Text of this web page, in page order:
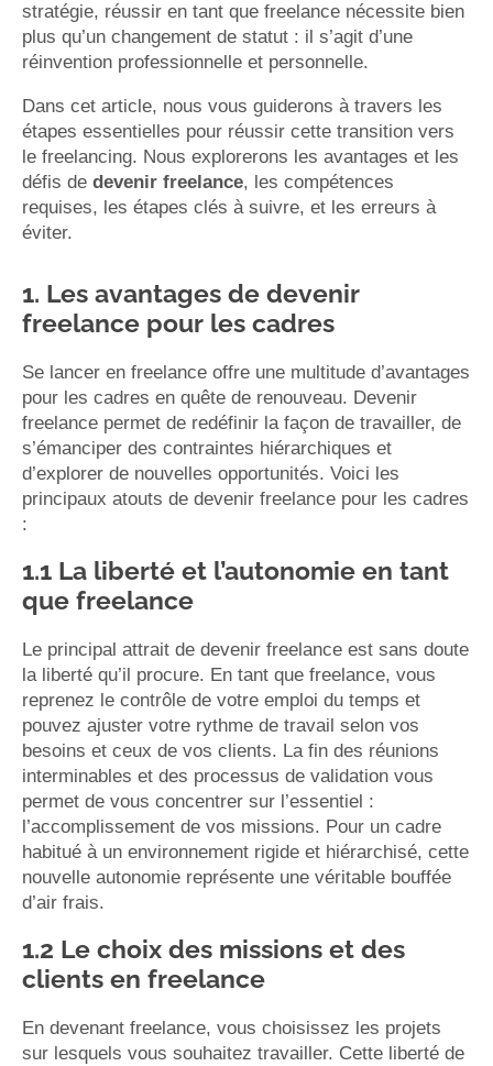
stratégie, réussir en tant que freelance nécessite bien
plus qu’un changement de statut : il s’agit d’une
réinvention professionnelle et personnelle.
Dans cet article, nous vous guiderons à travers les
étapes essentielles pour réussir cette transition vers
le freelancing. Nous explorerons les avantages et les
défis de devenir freelance, les compétences
requises, les étapes clés à suivre, et les erreurs à
éviter.
1. Les avantages de devenir
freelance pour les cadres
Se lancer en freelance offre une multitude d’avantages
pour les cadres en quête de renouveau. Devenir
freelance permet de redéfinir la façon de travailler, de
s’émanciper des contraintes hiérarchiques et
d’explorer de nouvelles opportunités. Voici les
principaux atouts de devenir freelance pour les cadres
:
1.1 La liberté et l’autonomie en tant
que freelance
Le principal attrait de devenir freelance est sans doute
la liberté qu’il procure. En tant que freelance, vous
reprenez le contrôle de votre emploi du temps et
pouvez ajuster votre rythme de travail selon vos
besoins et ceux de vos clients. La fin des réunions
interminables et des processus de validation vous
permet de vous concentrer sur l’essentiel :
l’accomplissement de vos missions. Pour un cadre
habitué à un environnement rigide et hiérarchisé, cette
nouvelle autonomie représente une véritable bouffée
d’air frais.
1.2 Le choix des missions et des
clients en freelance
En devenant freelance, vous choisissez les projets
sur lesquels vous souhaitez travailler. Cette liberté de